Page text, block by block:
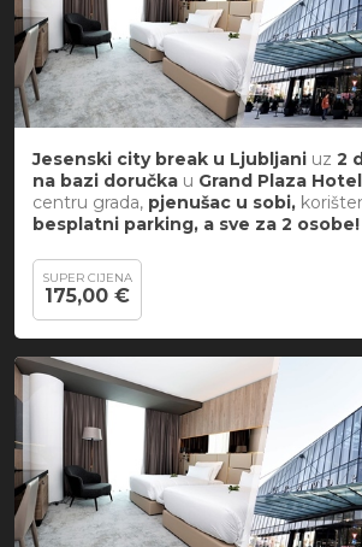
Jesenski city break u Ljubljani uz 2
na bazi doručka u Grand Plaza
centru grada, pjenušac u sobi,
besplatni parking, a sve za 2 osobe!
SUPER CIJENA
175,00 €